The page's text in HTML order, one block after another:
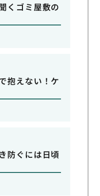
くゴミ屋敷の
抱えない！ケ
防ぐには日頃